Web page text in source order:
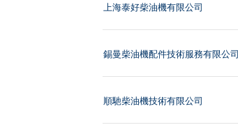
上海泰好柴油機有限公司
錫曼柴油機配件技術服務有限公司
順馳柴油機技術有限公司